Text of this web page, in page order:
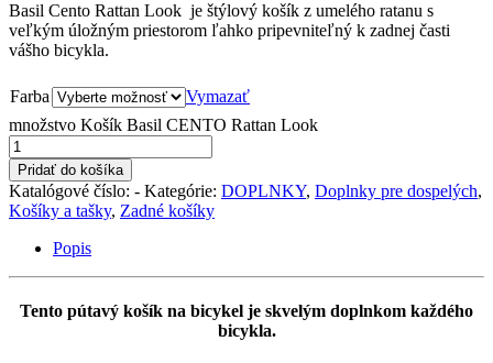
Basil Cento Rattan Look je štýlový košík z umelého ratanu s
veľkým úložným priestorom ľahko pripevniteľný k zadnej časti
vášho bicykla.
Farba
Vymazať
množstvo Košík Basil CENTO Rattan Look
Pridať do košíka
Katalógové číslo: - Kategórie: DOPLNKY, Doplnky pre dospelých,
Košíky a tašky, Zadné košíky
Popis
Tento pútavý košík na bicykel je skvelým doplnkom každého
bicykla.